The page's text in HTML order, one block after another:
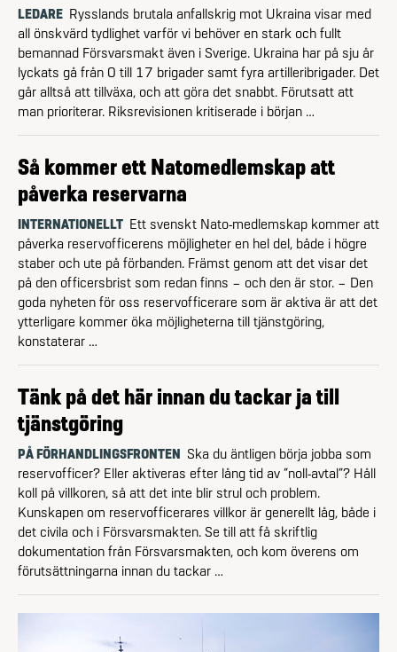
LEDARE Rysslands brutala anfallskrig mot Ukraina visar med
all önskvärd tydlighet varför vi behöver en stark och fullt
bemannad Försvarsmakt även i Sverige. Ukraina har på sju år
lyckats gå från 0 till 17 brigader samt fyra artilleribrigader. Det
går alltså att tillväxa, och att göra det snabbt. Förutsatt att
man prioriterar. Riksrevisionen kritiserade i början …
Så kommer ett Natomedlemskap att
påverka reservarna
INTERNATIONELLT Ett svenskt Nato-medlemskap kommer att
påverka reservofficerens möjligheter en hel del, både i högre
staber och ute på förbanden. Främst genom att det visar det
på den officersbrist som redan finns – och den är stor. – Den
goda nyheten för oss reservofficerare som är aktiva är att det
ytterligare kommer öka möjligheterna till tjänstgöring,
konstaterar …
Tänk på det här innan du tackar ja till
tjänstgöring
PÅ FÖRHANDLINGSFRONTEN Ska du äntligen börja jobba som
reservofficer? Eller aktiveras efter lång tid av ”noll-avtal”? Håll
koll på villkoren, så att det inte blir strul och problem.
Kunskapen om reservofficerares villkor är generellt låg, både i
det civila och i Försvarsmakten. Se till att få skriftlig
dokumentation från Försvarsmakten, och kom överens om
förutsättningarna innan du tackar …